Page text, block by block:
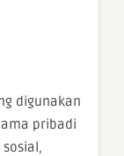
digunakan
pribadi